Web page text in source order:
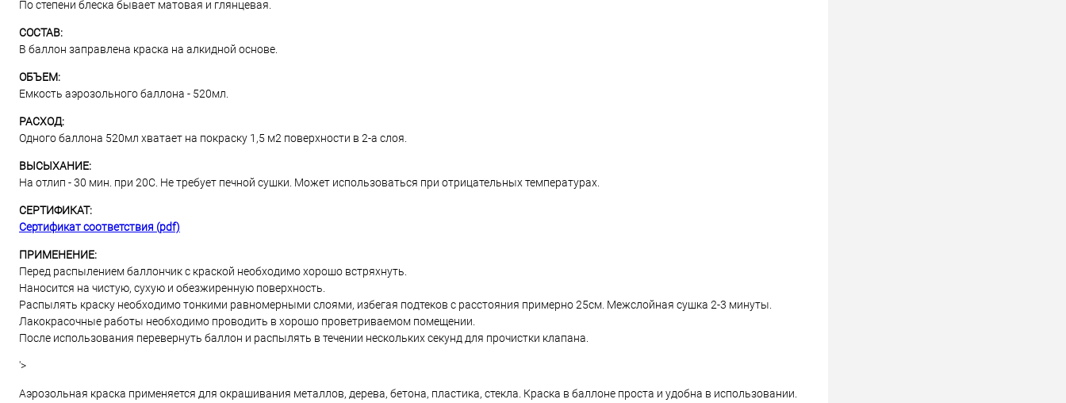
По степени блеска бывает матовая и глянцевая.
СОСТАВ:
В баллон заправлена краска на алкидной основе.
ОБЪЕМ:
Емкость аэрозольного баллона - 520мл.
РАСХОД:
Одного баллона 520мл хватает на покраску 1,5 м2 поверхности в 2-а слоя.
ВЫСЫХАНИЕ:
На отлип - 30 мин. при 20С. Не требует печной сушки. Может использоваться при отрицательных температурах.
СЕРТИФИКАТ:
Сертификат соответствия (pdf)
ПРИМЕНЕНИЕ:
Перед распылением баллончик с краской необходимо хорошо встряхнуть.
Наносится на чистую, сухую и обезжиренную поверхность.
Распылять краску необходимо тонкими равномерными слоями, избегая подтеков с расстояния примерно 25см. Межслойная сушка 2-3 минуты.
Лакокрасочные работы необходимо проводить в хорошо проветриваемом помещении.
После использования перевернуть баллон и распылять в течении нескольких секунд для прочистки клапана.
'>
Аэрозольная краска применяется для окрашивания металлов, дерева, бетона, пластика, стекла. Краска в баллоне проста и удобна в использовании.